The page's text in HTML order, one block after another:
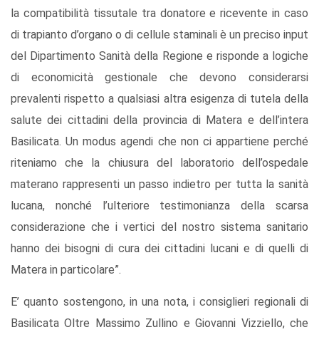
la compatibilità tissutale tra donatore e ricevente in caso
di trapianto d’organo o di cellule staminali è un preciso input
del Dipartimento Sanità della Regione e risponde a logiche
di economicità gestionale che devono considerarsi
prevalenti rispetto a qualsiasi altra esigenza di tutela della
salute dei cittadini della provincia di Matera e dell’intera
Basilicata. Un modus agendi che non ci appartiene perché
riteniamo che la chiusura del laboratorio dell’ospedale
materano rappresenti un passo indietro per tutta la sanità
lucana, nonché l’ulteriore testimonianza della scarsa
considerazione che i vertici del nostro sistema sanitario
hanno dei bisogni di cura dei cittadini lucani e di quelli di
Matera in particolare”.
E’ quanto sostengono, in una nota, i consiglieri regionali di
Basilicata Oltre Massimo Zullino e Giovanni Vizziello, che